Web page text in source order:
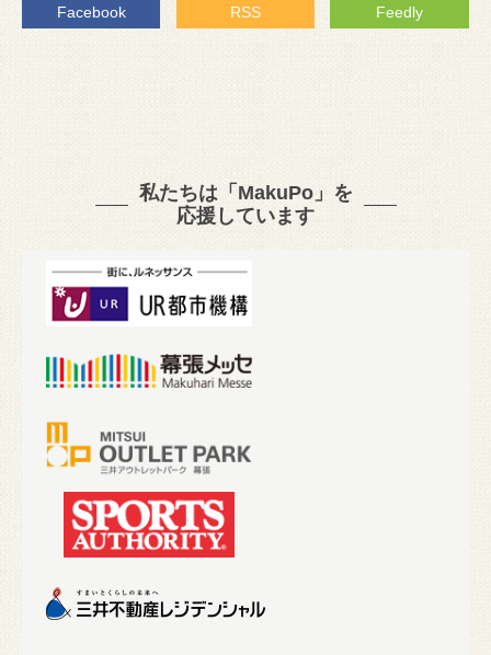
Facebook RSS Feedly
私たちは「MakuPo」を
応援しています